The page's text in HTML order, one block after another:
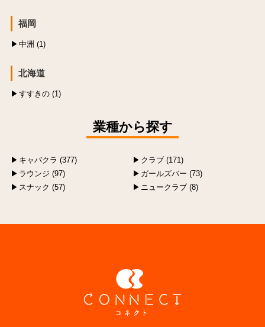
福岡
中洲 (1)
北海道
すすきの (1)
業種から探す
キャバクラ (377)
クラブ (171)
ラウンジ (97)
ガールズバー (73)
スナック (57)
ニュークラブ (8)